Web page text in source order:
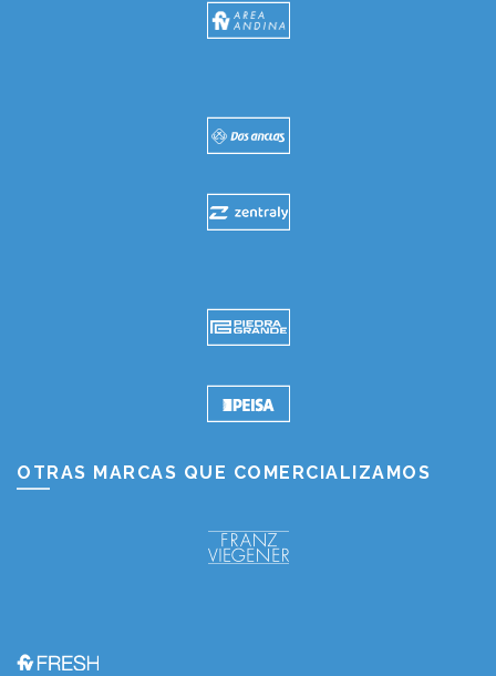
OTRAS MARCAS QUE COMERCIALIZAMOS